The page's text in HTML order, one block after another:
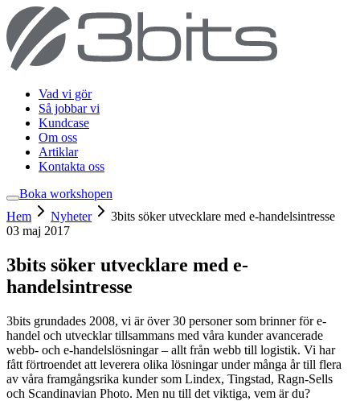
Vad vi gör
Så jobbar vi
Kundcase
Om oss
Artiklar
Kontakta oss
Boka workshopen
Hem
Nyheter
3bits söker utvecklare med e-handelsintresse
03 maj 2017
3bits söker utvecklare med e-
handelsintresse
3bits grundades 2008, vi är över 30 personer som brinner för e-
handel och utvecklar tillsammans med våra kunder avancerade
webb- och e-handelslösningar – allt från webb till logistik. Vi har
fått förtroendet att leverera olika lösningar under många år till flera
av våra framgångsrika kunder som Lindex, Tingstad, Ragn-Sells
och Scandinavian Photo. Men nu till det viktiga, vem är du?